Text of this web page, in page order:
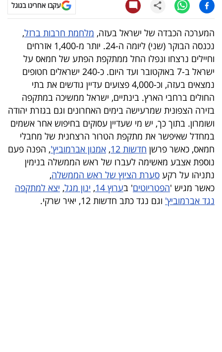
עסקי
ספורט
קריירה
ולימודים
מינויים
רייטינג
רכב
בריאות
תרבות
ופנאי
עקבו אחרינו בגוגל
המערכה הכבדה של ישראל בעזה, מלחמת חרבות ברזל,
נכנסה הבוקר (שני) ליומה ה-24. יותר מ-1,400 אזרחים
וחיילים נרצחו ונפלו החל ממתקפת הפתע של חמאס על
ישראל ב-7 באוקטובר ועד היום. כ-240 ישראלים חטופים
נמצאים בעזה, וכ-4,000 פצועים עדיין גודשים את בתי
החולים ברחבי הארץ. בינתיים, ישראל ממשיכה במתקפה
בזירה הצפונית שמרעישה בימים האחרונים וגם בגזרת יהודה
ושומרון. בתוך כך, יש מי שעדיין עסוקים בחיפוש אחר אשמים
במחדל שאיפשר את מתקפת הטרור הרצחנית של מחבלי
חמאס, כאשר פרשן חדשות 12 , אמנון אברמוביץ', הפנה פעם
נוספת אצבע מאשימה לעברו של ראש הממשלה בנימין
נתניהו על רקע סערת הציוץ של ראש הממשלה,
כאשר מגיש 'הפטריוטים' בערוץ 14 , ינון מגל, יצא למתקפה
נגד אברמוביץ' וגם נגד כתב חדשות 12, יאיר שרקי.